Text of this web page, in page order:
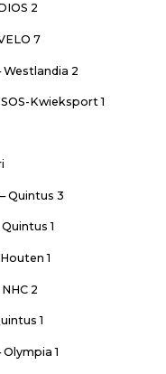
2
7
2
Kwieksport 1
3
1
1
2
1
1